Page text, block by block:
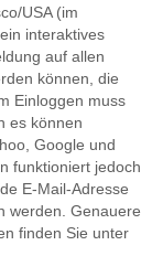
USA (im
interaktives
auf allen
können, die
Einloggen muss
es können
Google und
funktioniert jedoch
E-Mail-Adresse
werden. Genauere
finden Sie unter